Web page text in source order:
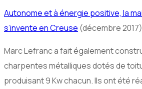
Autonome et à énergie positive, la
s’invente en Creuse (décembre 2017)
Marc Lefranc a fait également
charpentes métalliques dotés de
produisant 9 Kw chacun. Ils ont été